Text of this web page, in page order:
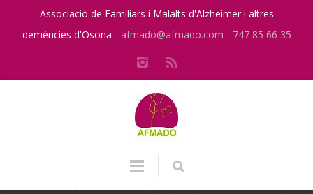
Associació de Familiars i Malalts d'Alzheimer i altres
demències d'Osona - afmado@afmado.com - 747 85 66 35